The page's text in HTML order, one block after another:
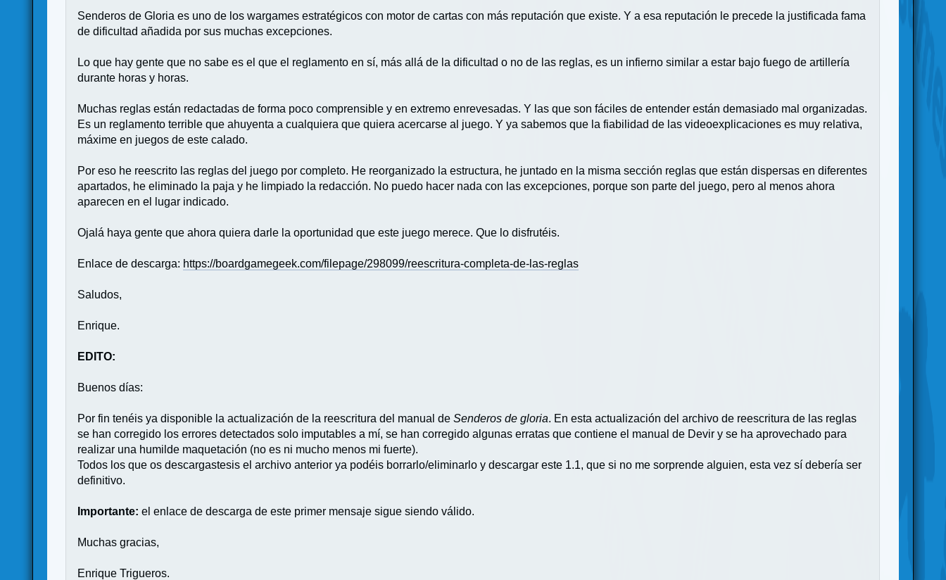
Senderos de Gloria es uno de los wargames estratégicos con motor de cartas con más reputación que existe. Y a esa reputación le precede la justificada fama
de dificultad añadida por sus muchas excepciones.
Lo que hay gente que no sabe es el que el reglamento en sí, más allá de la dificultad o no de las reglas, es un infierno similar a estar bajo fuego de artillería
durante horas y horas.
Muchas reglas están redactadas de forma poco comprensible y en extremo enrevesadas. Y las que son fáciles de entender están demasiado mal organizadas.
Es un reglamento terrible que ahuyenta a cualquiera que quiera acercarse al juego. Y ya sabemos que la fiabilidad de las videoexplicaciones es muy relativa,
máxime en juegos de este calado.
Por eso he reescrito las reglas del juego por completo. He reorganizado la estructura, he juntado en la misma sección reglas que están dispersas en diferentes
apartados, he eliminado la paja y he limpiado la redacción. No puedo hacer nada con las excepciones, porque son parte del juego, pero al menos ahora
aparecen en el lugar indicado.
Ojalá haya gente que ahora quiera darle la oportunidad que este juego merece. Que lo disfrutéis.
Enlace de descarga: https://boardgamegeek.com/filepage/298099/reescritura-completa-de-las-reglas
Saludos,
Enrique.
EDITO:
Buenos días:
Por fin tenéis ya disponible la actualización de la reescritura del manual deSenderos de gloria. En esta actualización del archivo de reescritura de las reglas
se han corregido los errores detectados solo imputables a mí, se han corregido algunas erratas que contiene el manual de Devir y se ha aprovechado para
realizar una humilde maquetación (no es ni mucho menos mi fuerte).
Todos los que os descargastesis el archivo anterior ya podéis borrarlo/eliminarlo y descargar este 1.1, que si no me sorprende alguien, esta vez sí debería ser
definitivo.
Importante: el enlace de descarga de este primer mensaje sigue siendo válido.
Muchas gracias,
Enrique Trigueros.